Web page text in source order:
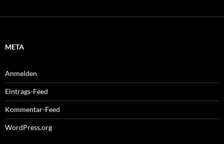
META
Anmelden
Eintrags-Feed
Kommentar-Feed
WordPress.org